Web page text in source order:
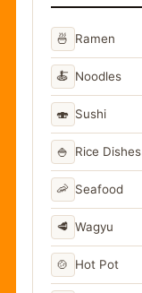
🍜 Ramen
🍝 Noodles
🍣 Sushi
🍚 Rice Dishes
🦐 Seafood
🥩 Wagyu
🍲 Hot Pot